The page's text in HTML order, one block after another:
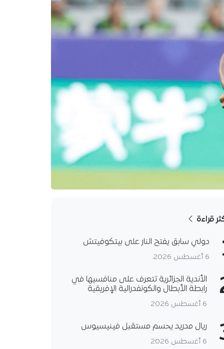
قراءة
دولي سابق يفتح النار على بيتكوفيتش
6 أغسطس 2026
الأندية الجزائرية تتعرف على منافسيها في
رابطة الأبطال والكونفدرالية الإفريقية
6 أغسطس 2026
ريال مدريد يحسم مستقبل فينيسيوس
6 أغسطس 2026